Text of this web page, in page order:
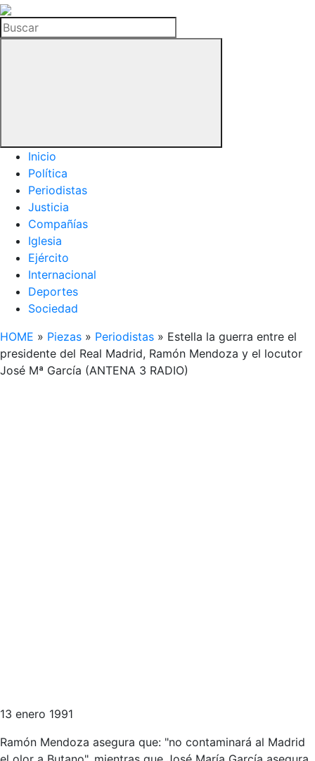
La
Hemeroteca
del
Buscar
Inicio
Política
Periodistas
Justicia
Compañías
Iglesia
Ejército
Internacional
Deportes
Sociedad
HOME » Piezas » Periodistas » Estella la guerra entre el
presidente del Real Madrid, Ramón Mendoza y el locutor
José Mª García (ANTENA 3 RADIO)
13 enero 1991
Ramón Mendoza asegura que: "no contaminará al Madrid